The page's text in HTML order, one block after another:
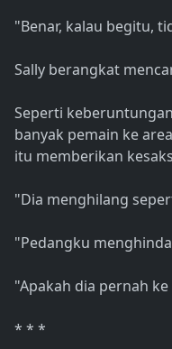
"Benar, kalau begitu,
Sally berangkat
Seperti
banyak pemain ke
itu memberikan
"Dia menghilang
"Pedangku
"Apakah dia pernah ke
* * *